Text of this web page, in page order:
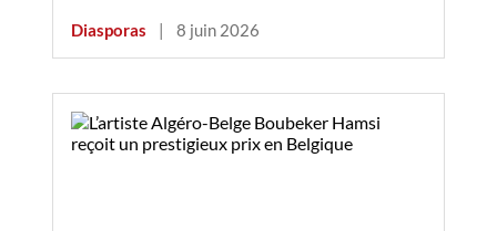
Diasporas | 8 juin 2026